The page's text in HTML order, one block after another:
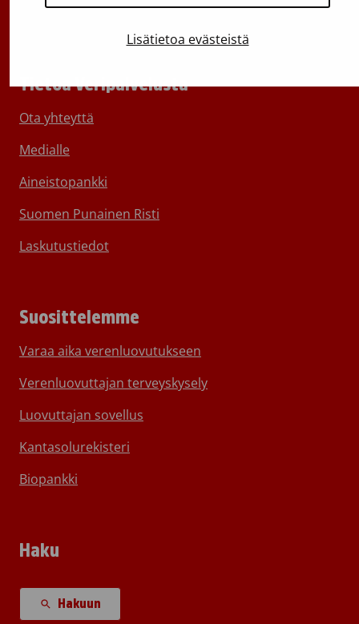
Lisätietoa evästeistä
Tietoa Veripalvelusta
Ota yhteyttä
Medialle
Aineistopankki
Suomen Punainen Risti
Laskutustiedot
Suosittelemme
Varaa aika verenluovutukseen
Verenluovuttajan terveyskysely
Luovuttajan sovellus
Kantasolurekisteri
Biopankki
Haku
Hakuun